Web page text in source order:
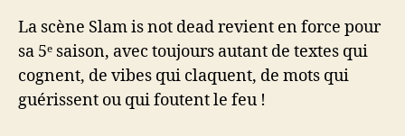
La scène Slam is not dead revient en force pour
sa 5ᵉ saison, avec toujours autant de textes qui
cognent, de vibes qui claquent, de mots qui
guérissent ou qui foutent le feu !